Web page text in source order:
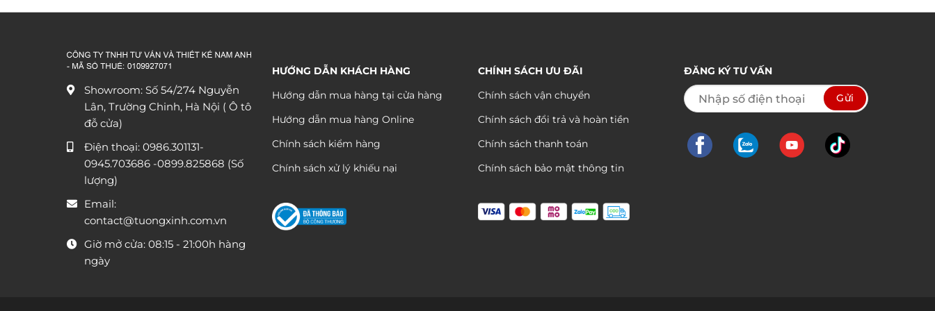
680.000 ₫ 680.000 ₫ 680.000 ₫ 680.000 ₫
Showroom: Số 54/274 Nguyễn
Lân, Trường Chinh, Hà Nội ( Ô tô
đỗ cửa)
Điện thoại: 0986.301131-
0945.703686 -0899.825868 (Số
lượng)
Email:
contact@tuongxinh.com.vn
Giờ mở cửa: 08:15 - 21:00h hàng
ngày
HƯỚNG DẪN KHÁCH HÀNG
Hướng dẫn mua hàng tại cửa hàng
Hướng dẫn mua hàng Online
Chính sách kiểm hàng
Chính sách xử lý khiếu nại
CHÍNH SÁCH ƯU ĐÃI
Chính sách vận chuyển
Chính sách đổi trả và hoàn tiền
Chính sách thanh toán
Chính sách bảo mật thông tin
ĐĂNG KÝ TƯ VẤN